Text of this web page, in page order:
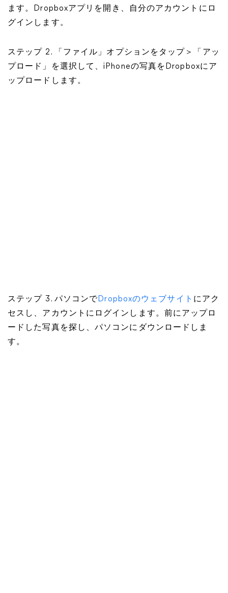
ます。Dropboxアプリを開き、自分のアカウントにロ
グインします。
ステップ 2. 「ファイル」オプションをタップ＞「アッ
プロード」を選択して、iPhoneの写真をDropboxにア
ップロードします。
ステップ 3. パソコンでDropboxのウェブサイト にアク
セスし、アカウントにログインします。前にアップロ
ードした写真を探し、パソコンにダウンロードしま
す。